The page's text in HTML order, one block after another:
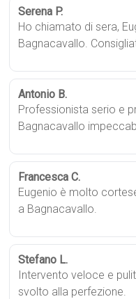
Serena P.
Ho chiamato di sera,
Bagnacavallo.
Antonio B.
Professionista serio e
Bagnacavallo
Francesca C.
Eugenio è molto
a Bagnacavallo.
Stefano L.
Intervento veloce e
svolto alla perfezione.